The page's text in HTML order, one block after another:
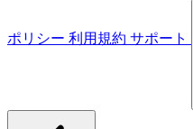
ポリシー 利用規約 サポート